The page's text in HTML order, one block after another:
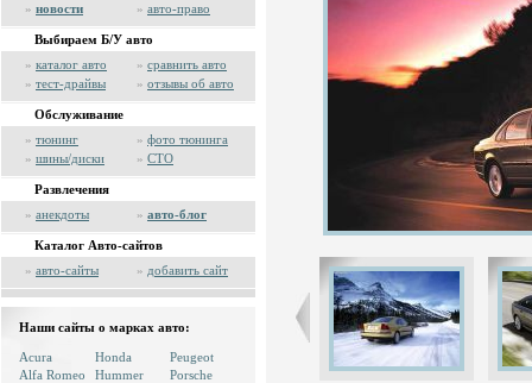
» новости » авто-право
Выбираем Б/У авто
» каталог авто » сравнить авто
» тест-драйвы » отзывы об авто
Обслуживание
» тюнинг » фото тюнинга
» шины/диски » СТО
Развлечения
» анекдоты » авто-блог
Каталог Авто-сайтов
» авто-сайты » добавить сайт
Наши сайты о марках авто:
Acura
Alfa Romeo
Honda
Hummer
Peugeot
Porsche